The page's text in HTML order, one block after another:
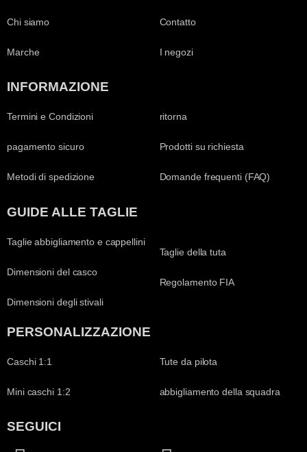
Chi siamo
Marche
Contatto
I negozi
INFORMAZIONE
Termini e Condizioni
pagamento sicuro
Metodi di spedizione
ritorna
Prodotti su richiesta
Domande frequenti (FAQ)
GUIDE ALLE TAGLIE
Taglie abbigliamento e cappellini
Dimensioni del casco
Dimensioni degli stivali
Taglie della tuta
Regolamento FIA
PERSONALIZZAZIONE
Caschi 1:1
Mini caschi 1:2
Tute da pilota
abbigliamento della squadra
SEGUICI